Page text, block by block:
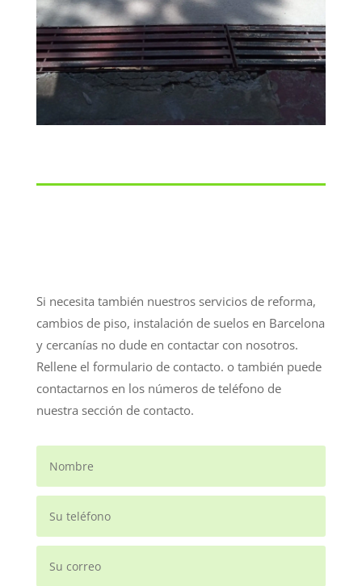
Si necesita también nuestros servicios de reforma,
cambios de piso, instalación de suelos en Barcelona
y cercanías no dude en contactar con nosotros.
Rellene el formulario de contacto. o también puede
contactarnos en los números de teléfono de
nuestra sección de contacto.